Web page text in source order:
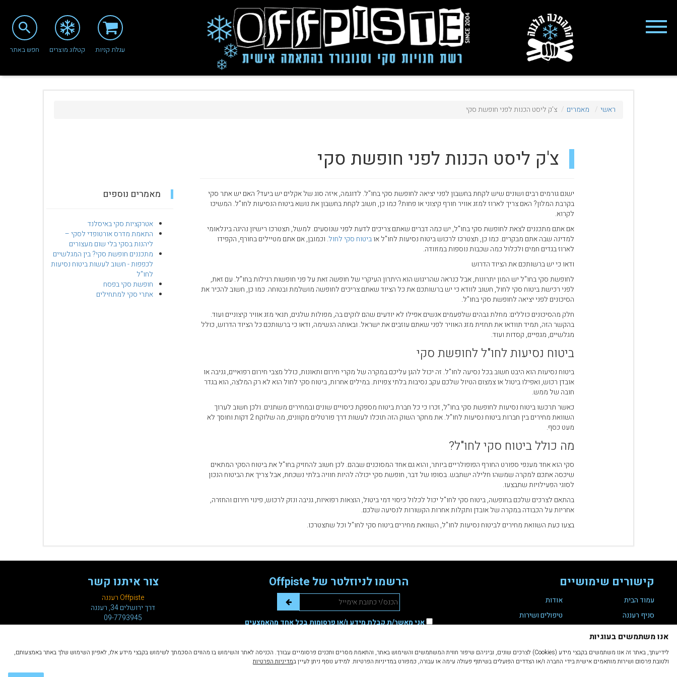
אנו משתמשים בעוגיות
לידיעתך, באתר זה אנו משתמשים בקבצי מידע (Cookies) לצרכים שונים, וביניהם שיפור חווית המשתמשים והשימוש באתר, והתאמת מסרים ותכנים פרסומיים עבורך. הכניסה לאתר והשימוש בו מהווים הסכמתך לשימוש בקבצי מידע אלו, לאפיון השימוש שלך באתר באמצעותם,
ולטובת פרסום ושירות מותאמים אישית בידי החברה ו/או הצדדים הפועלים בשיתוף פעולה עימה או עבורה, כמפורט במדיניות הפרטיות. למידע נוסף ניתן לעיין במדיניות הפרטיות
מי אנחנו
עגלת קניות קטלוג מוצרים
search
חפש באתר
ראשי מאמרים צ'ק ליסט הכנות לפני חופשת סקי
צ'ק ליסט הכנות לפני חופשת סקי
ישנם גורמים רבים ושונים שיש לקחת בחשבון לפני יציאה לחופשת סקי בחו"ל. לדוגמה, איזה סוג של אקלים יש ביעד? האם יש אתר סקי
בקרבת המלון? האם צריך לארוז למזג אוויר חורף קיצוני או פחות? כמו כן, חשוב לקחת בחשבון את נושא ביטוח הנסיעות לחו”ל. המשיכו
לקרוא.
אם אתם מתכננים לצאת לחופשת סקי בחו"ל, יש כמה דברים שאתם צריכים לדעת לפני שנוסעים. למשל, תצטרכו רישיון נהיגה בינלאומי
למדינה שבה אתם מבקרים. כמו כן, תצטרכו לרכוש ביטוח נסיעות לחו"ל אוביטוח סקי לחול. וכמובן, אם אתם מטיילים בחורף, הקפידו
לארוז בגדים חמים ולכלול כמה שכבות נוספות במזוודה.
ודאו כי יש ברשותכם את הציוד הדרוש
לחופשת סקי בחו"ל יש המון יתרונות, אבל כנראה שהריגוש הוא היתרון העיקרי של חופשה זאת על פני חופשות רגילות בחו”ל. עם זאת,
לפני רכישת ביטוח סקי לחול, חשוב לוודא כי יש ברשותכם את כל הציוד שאתם צריכים לחופשה מושלמת ובטוחה. כמו כן, חשוב להכיר את
הסיכונים לפני יציאה לחופשת סקי בחו"ל.
חלק מהסיכונים כוללים: מחלת גבהים שלפעמים אנשים אפילו לא יודעים שהם לוקים בה, מפולות שלגים, תנאי מזג אוויר קיצוניים ועוד.
בהקשר הזה, תמיד תוודאו את תחזית מזג האוויר לפני שאתם עוזבים את ישראל. ובאותה הנשימה, ודאו כי ברשותכם כל הציוד הדרוש, כולל
מגלשיים, מגפיים, קסדות ועוד.
ביטוח נסיעות לחו"ל לחופשת סקי
ביטוח נסיעות הוא היבט חשוב בכל נסיעה לחו"ל. זה יכול להגן עליכם במקרה של מקרי חירום ותאונות, כולל מצבי חירום רפואיים, גניבה או
אובדן רכוש, ואפילו ביטול או צמצום הטיול שלכם עקב נסיבות בלתי צפויות. במילים אחרות, ביטוח סקי לחול הוא לא רק המלצה, הוא בגדר
חובה של ממש.
כאשר תרכשו ביטוח נסיעות לחופשת סקי בחו"ל, זכרו כי כל חברת ביטוח מספקת כיסויים שונים ובמחירים משתנים. ולכן חשוב לערוך
השוואת מחירים בין חברות ביטוח נסיעות לחו"ל. את מחקר השוק הזה תוכלו לעשות דרך פורטלים מקוונים, מה שלוקח 2 דקות וחוסך לא
מעט כסף.
מה כולל ביטוח סקי לחו"ל?
סקי הוא אחד מענפי ספורט החורף הפופולריים ביותר, והוא גם אחד המסוכנים שבהם. לכן חשוב להחזיק בחו"ל את ביטוח הסקי המתאים
שיכסה אתכם למקרה שמשהו חלילה ישתבש. בסופו של דבר, חופשת סקי יכולה להיות חוויה בלתי נשכחת, אבל צריך את הביטוח הנכון
לסוגי הפעילויות שתבצעו.
בהתאם לצרכים שלכם בחופשה, ביטוח סקי לחו"ל יכול לכלול כיסוי דמי ביטול, הוצאות רפואיות, גניבה ונזק לרכוש, פינוי חירום והחזרה,
אחריות על הכבודה במקרה של אובדן ותקלות אחרות הקשורות לנסיעה שלכם.
בצעו כעת השוואת מחירים לביטוח נסיעות לחו"ל, השוואת מחירים ביטוח סקי לחו"ל וכל שתצטרכו.
מאמרים נוספים
אטרקציות סקי באיסלנד
התאמת מדרס אורטופדי לסקי –
ליהנות בסקי בלי שום מעצורים
מתכננים חופשת סקי? בין המגלשיים
לכפפות - חשוב לעשות ביטוח נסיעות
לחו"ל
חופשת סקי בפסח
אתרי סקי למתחילים
קישורים שימושיים
עמוד הבית
אודות
סניף רעננה
טיפולים ושירות
מדיניות פרטיות
תקנון ותנאי שימוש
הרשמו לניוזלטר של Offpiste
אני מאשר/ת קבלת מידע ו/או פרסומות בכל אחד מהאמצעים
צור איתנו קשר
Offpiste רעננה
דרך ירושלים 34, רעננה
09-7793945